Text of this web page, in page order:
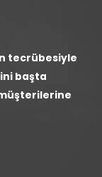
tecrübesiyle
başta